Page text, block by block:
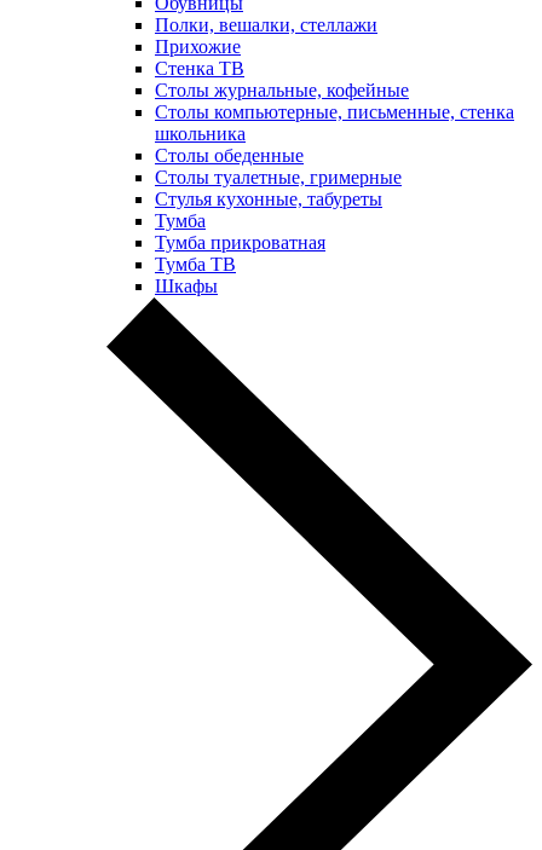
Полки, вешалки, стеллажи
Прихожие
Стенка ТВ
Столы журнальные, кофейные
Столы компьютерные, письменные, стенка
школьника
Столы обеденные
Столы туалетные, гримерные
Стулья кухонные, табуреты
Тумба
Тумба прикроватная
Тумба ТВ
Шкафы